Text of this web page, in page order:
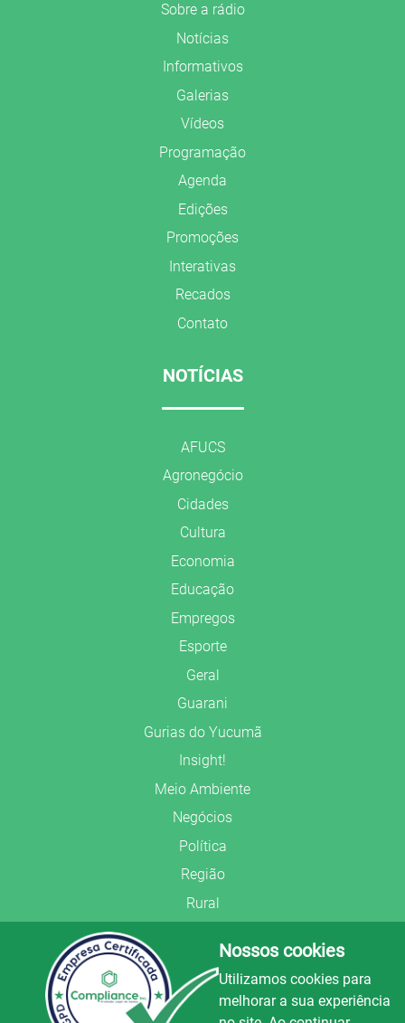
Sobre a rádio
Notícias
Informativos
Galerias
Vídeos
Programação
Agenda
Edições
Promoções
Interativas
Recados
Contato
NOTÍCIAS
AFUCS
Agronegócio
Cidades
Cultura
Economia
Educação
Empregos
Esporte
Geral
Guarani
Gurias do Yucumã
Insight!
Meio Ambiente
Negócios
Política
Região
Rural
Segurança Pública
União Frederiquense
Nossos cookies
Utilizamos cookies para
melhorar a sua experiência